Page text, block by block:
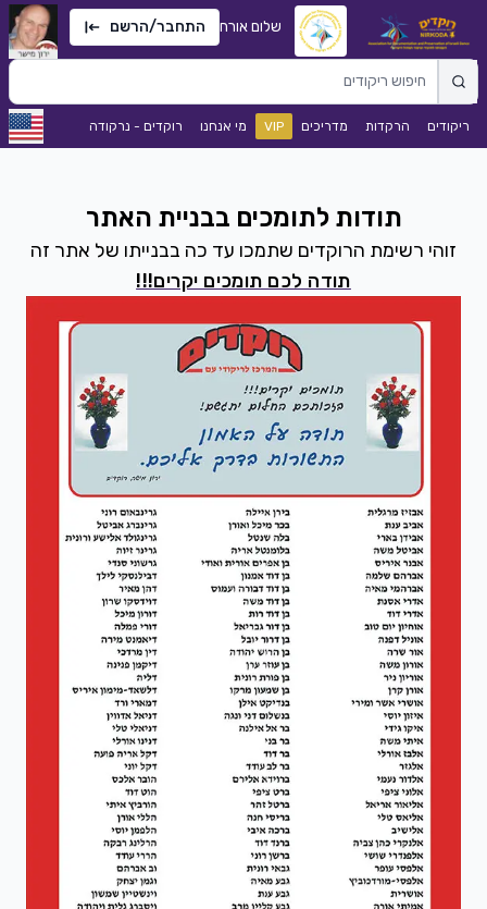
שלום אורח התחבר/הרשם
ריקודים הרקדות מדריכים VIP מי אנחנו רוקדים - נרקודה
תודות לתומכים בבניית האתר
זוהי רשימת הרוקדים שתמכו עד כה בבנייתו של אתר זה
תודה לכם תומכים יקרים!!!